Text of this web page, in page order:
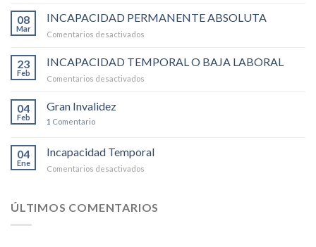
08
Mar
INCAPACIDAD PERMANENTE ABSOLUTA
Comentarios desactivados
PERMANENTE
23
Feb
INCAPACIDAD TEMPORAL O BAJA LABORAL
Comentarios desactivados
04
Feb
Gran Invalidez
1 Comentario
04
Ene
Incapacidad Temporal
Comentarios desactivados
ÚLTIMOS COMENTARIOS